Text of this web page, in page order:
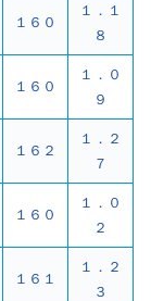
１６０
１．１
８
１６０
１．０
９
１６２
１．２
７
１６０
１．０
２
１６１
１．２
３